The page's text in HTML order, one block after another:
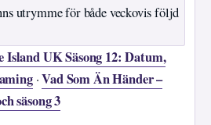
utrymme för både veckovis följd
Island UK Säsong 12: Datum,
·Vad Som Än Händer –
säsong 3